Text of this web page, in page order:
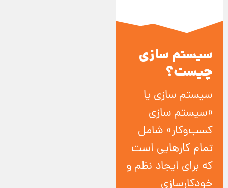
سیستم سازی
چیست؟
سیستم سازی یا
«سیستم‌ سازی
کسب‌و‌کار» شامل
تمام کارهایی است
که برای ایجاد نظم و
خودکارسازی